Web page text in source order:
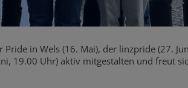
in Wels (16. Mai), der linzpride (27.
19.00 Uhr) aktiv mitgestalten und freut